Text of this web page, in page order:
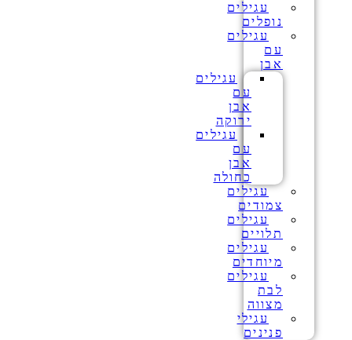
עגילים
נופלים
עגילים
עם
אבן
עגילים
עם
אבן
ירוקה
עגילים
עם
אבן
כחולה
עגילים
צמודים
עגילים
תלויים
עגילים
מיוחדים
עגילים
לבת
מצווה
עגילי
פנינים